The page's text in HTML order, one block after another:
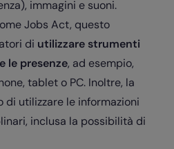
immagini e suoni.
Jobs Act, questo
di utilizzare strumenti
le presenze, ad esempio,
tablet o PC. Inoltre, la
utilizzare le informazioni
inclusa la possibilità di